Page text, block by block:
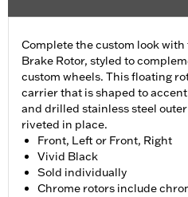
Complete the custom look
Brake Rotor, styled to
custom wheels. This floating
carrier that is shaped to
and drilled stainless steel
riveted in place.
Front, Left or Front, Right
Vivid Black
Sold individually
Chrome rotors include